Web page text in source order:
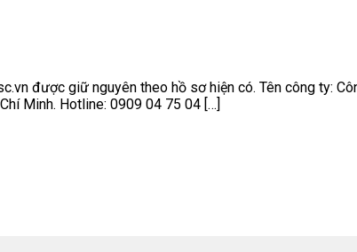
được giữ nguyên theo hồ sơ hiện có. Tên công ty:
Minh. Hotline: 0909 04 75 04 […]